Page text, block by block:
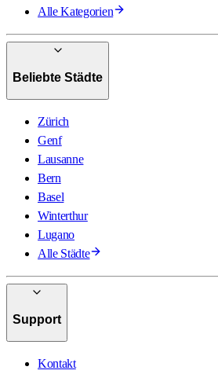
Alle Kategorien
Beliebte Städte
Zürich
Genf
Lausanne
Bern
Basel
Winterthur
Lugano
Alle Städte
Support
Kontakt